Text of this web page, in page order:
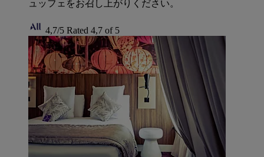
ュッフェをお召し上がりください。
4,7/5 Rated 4,7 of 5